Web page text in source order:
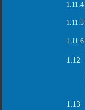
1.11.4
1.11.5
1.11.6
1.12
1.13